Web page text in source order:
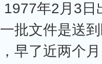
年2月3日
批文件是送
早了近两个